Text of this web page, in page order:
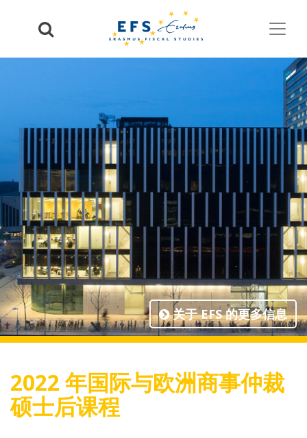
关于 EFS 的更多信息
2022 年国际与欧洲商事仲裁
硕士后课程